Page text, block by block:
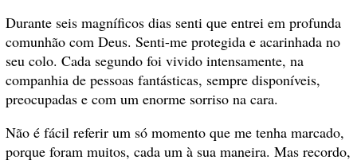
Durante seis magníficos dias senti que entrei em profunda
comunhão com Deus. Senti-me protegida e acarinhada no
seu colo. Cada segundo foi vivido intensamente, na
companhia de pessoas fantásticas, sempre disponíveis,
preocupadas e com um enorme sorriso na cara.
Não é fácil referir um só momento que me tenha marcado,
porque foram muitos, cada um à sua maneira. Mas recordo,